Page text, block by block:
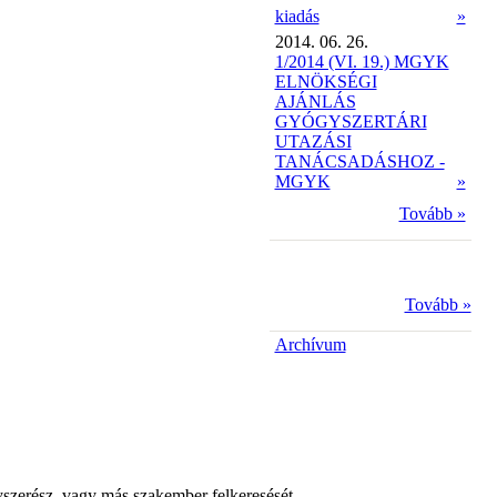
kiadás
»
2014. 06. 26.
1/2014 (VI. 19.) MGYK
ELNÖKSÉGI
AJÁNLÁS
GYÓGYSZERTÁRI
UTAZÁSI
TANÁCSADÁSHOZ -
MGYK
»
Tovább »
Tovább »
Archívum